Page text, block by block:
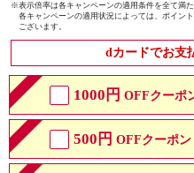
※表示倍率は各キャンペーンの適用条件を全て満
各キャンペーンの適用状況によっては、ポイン
ございます。
dカードでお支
1000円 OFFクーポ
500円 OFFクーポン